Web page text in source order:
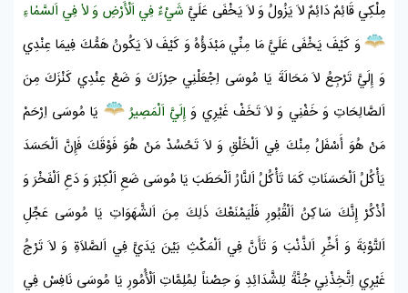
مِلْكِي قَائِمٌ دَائِمٌ لاَ يَزُولُ وَ لاَ يَخْفَى عَلَيَّ شَيْءٌ فِي اَلْأَرْضِ وَ لاٰ فِي اَلسَّمٰاءِ
وَ كَيْفَ يَخْفَى عَلَيَّ مَا مِنِّي مَبْدَؤُهُ وَ كَيْفَ لاَ يَكُونُ هَمُّكَ فِيمَا عِنْدِي
وَ إِلَيَّ تَرْجِعُ لاَ مَحَالَةَ يَامُوسَى اِجْعَلْنِي حِرْزَكَ وَ ضَعْ عِنْدِي كَنْزَكَ مِنَ
اَلصَّالِحَاتِ وَ خَفْنِي وَ لاَ تَخَفْ غَيْرِي وَ إِلَيَّ اَلْمَصِيرُ يَا مُوسَى اِرْحَمْ
مَنْ هُوَ أَسْفَلُ مِنْكَ فِي اَلْخَلْقِ وَ لاَ تَحْسُدْ مَنْ هُوَ فَوْقَكَ فَإِنَّ اَلْحَسَدَ
يَأْكُلُ اَلْحَسَنَاتِ كَمَا تَأْكُلُ اَلنَّارُ اَلْحَطَبَ يَا مُوسَى ضَعِ اَلْكِبْرَ وَ دَعِ اَلْفَخْرَ وَ
اُذْكُرْ إِنَّكَ سَاكِنُ اَلْقُبُورِ فَلْيَمْنَعْكَ ذَلِكَ مِنَ اَلشَّهَوَاتِ يَا مُوسَى عَجِّلِ
اَلتَّوْبَةَ وَ أَخِّرِ اَلذَّنْبَ وَ تَأَنَّ فِي اَلْمَكْثِ بَيْنَ يَدَيَّ فِي اَلصَّلاَةِ وَ لاَ تَرْجُ
غَيْرِي اِتَّخِذْنِي جُنَّةً لِلشَّدَائِدِ وَ حِصْناً لِمُلِمَّاتِ اَلْأُمُورِ يَا مُوسَى نَافِسْ فِي